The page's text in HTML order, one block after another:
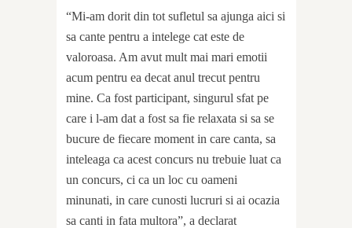
“Mi-am dorit din tot sufletul sa ajunga aici si
sa cante pentru a intelege cat este de
valoroasa. Am avut mult mai mari emotii
acum pentru ea decat anul trecut pentru
mine. Ca fost participant, singurul sfat pe
care i l-am dat a fost sa fie relaxata si sa se
bucure de fiecare moment in care canta, sa
inteleaga ca acest concurs nu trebuie luat ca
un concurs, ci ca un loc cu oameni
minunati, in care cunosti lucruri si ai ocazia
sa canti in fata multora”, a declarat